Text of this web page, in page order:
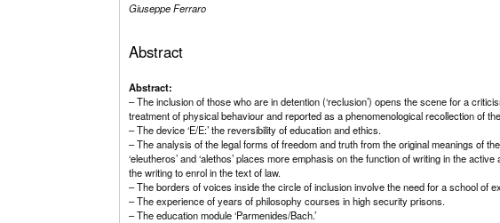
Giuseppe Ferraro
Abstract
Abstract:
– The inclusion of those who are in detention (‘reclusion’) opens the scene for a
treatment of physical behaviour and reported as a phenomenological recollection of
– The device ‘E/E:’ the reversibility of education and ethics.
– The analysis of the legal forms of freedom and truth from the original meanings of the
‘eleutheros’ and ‘alethos’ places more emphasis on the function of writing in the
the writing to enrol in the text of law.
– The borders of voices inside the circle of inclusion involve the need for a school of
– The experience of years of philosophy courses in high security prisons.
– The education module ‘Parmenides/Bach.’